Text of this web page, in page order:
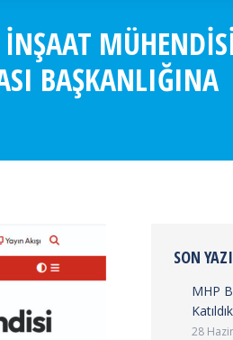
BAŞKANLIĞINA
SON
MHP
Katıldık
28